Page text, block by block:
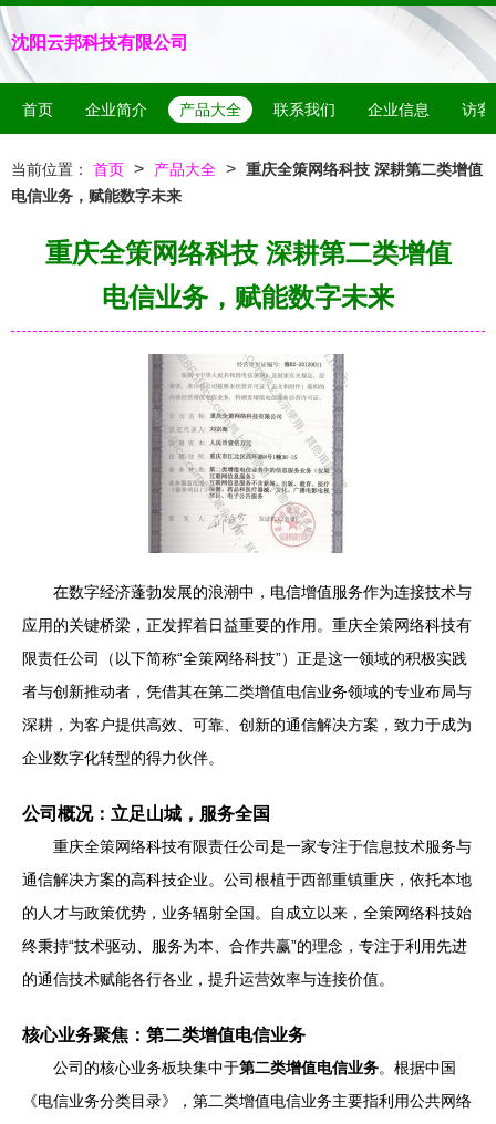
沈阳云邦科技有限公司
首页 企业简介 产品大全 联系我们 企业信息 访客
当前位置： 首页 > 产品大全 > 重庆全策网络科技 深耕第二类增值
电信业务，赋能数字未来
重庆全策网络科技 深耕第二类增值
电信业务，赋能数字未来
在数字经济蓬勃发展的浪潮中，电信增值服务作为连接技术与
应用的关键桥梁，正发挥着日益重要的作用。重庆全策网络科技有
限责任公司（以下简称“全策网络科技”）正是这一领域的积极实践
者与创新推动者，凭借其在第二类增值电信业务领域的专业布局与
深耕，为客户提供高效、可靠、创新的通信解决方案，致力于成为
企业数字化转型的得力伙伴。
公司概况：立足山城，服务全国
重庆全策网络科技有限责任公司是一家专注于信息技术服务与
通信解决方案的高科技企业。公司根植于西部重镇重庆，依托本地
的人才与政策优势，业务辐射全国。自成立以来，全策网络科技始
终秉持“技术驱动、服务为本、合作共赢”的理念，专注于利用先进
的通信技术赋能各行各业，提升运营效率与连接价值。
核心业务聚焦：第二类增值电信业务
公司的核心业务板块集中于第二类增值电信业务。根据中国
《电信业务分类目录》，第二类增值电信业务主要指利用公共网络